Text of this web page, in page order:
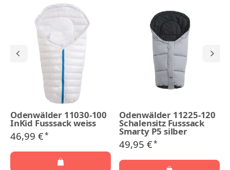
Odenwälder 11030-100
InKid Fusssack weiss
46,99 €*
Odenwälder 11225-120
Schalensitz Fusssack
Smarty P5 silber
49,95 €*